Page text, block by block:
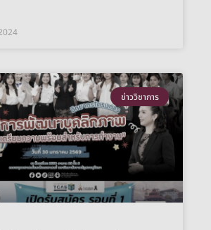
ข่าววิชาการ